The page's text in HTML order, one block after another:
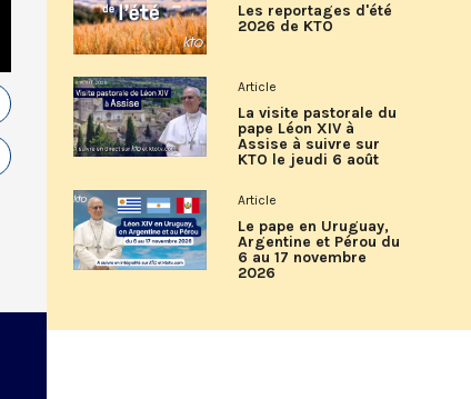
Les reportages d'été
2026 de KTO
Article
La visite pastorale du
pape Léon XIV à
Assise à suivre sur
KTO le jeudi 6 août
Article
Le pape en Uruguay,
Argentine et Pérou du
6 au 17 novembre
2026